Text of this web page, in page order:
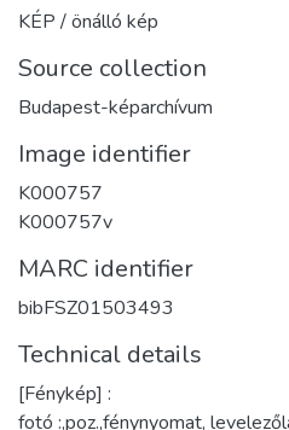
KÉP / önálló kép
Source collection
Budapest-képarchívum
Image identifier
K000757
K000757v
MARC identifier
bibFSZ01503493
Technical details
[Fénykép] :
fotó :,poz.,fénynyomat,